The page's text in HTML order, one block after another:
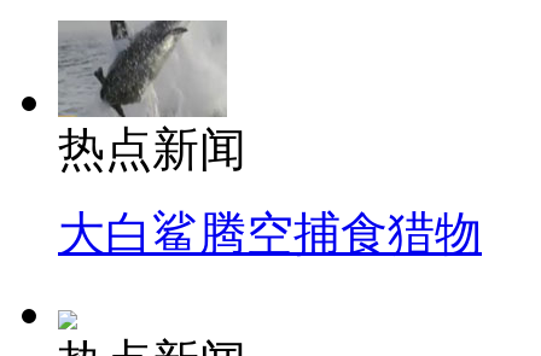
热点新闻
大白鲨腾空捕食猎物